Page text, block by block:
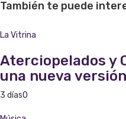
También te puede
La Vitrina
Aterciopelados y
una nueva
3 días0